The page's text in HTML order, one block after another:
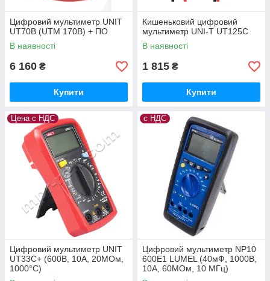
Цифровий мультиметр UNIT
UT70B (UTM 170B) + ПО
В наявності
6 160 ₴
Купити
Кишеньковий цифровий
мультиметр UNI-T UT125C
В наявності
1 815 ₴
Купити
Цена с НДС
Цифровий мультиметр UNIT
UT33C+ (600В, 10А, 20МОм,
1000°C)
с НДС
Цифровий мультиметр NP10
600E1 LUMEL (40мФ, 1000В,
10А, 60МОм, 10 МГц)
Польща з ПДВ